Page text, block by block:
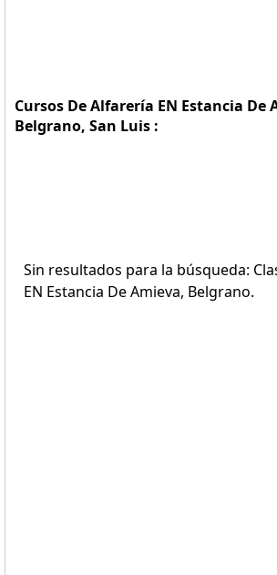
Cursos De Alfarería EN Estancia De
Belgrano, San Luis :
Sin resultados para la búsqueda:
EN Estancia De Amieva, Belgrano.